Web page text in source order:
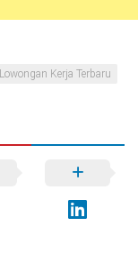
Lowongan Kerja Terbaru